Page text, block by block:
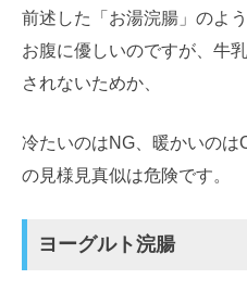
前述した「お湯浣腸」のよ
お腹に優しいのですが、牛
されないためか、
冷たいのはNG、暖かいの
の見様見真似は危険です。
ヨーグルト浣腸